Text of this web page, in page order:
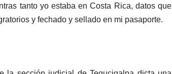
tanto yo estaba en Costa Rica, datos que
y fechado y sellado en mi pasaporte.